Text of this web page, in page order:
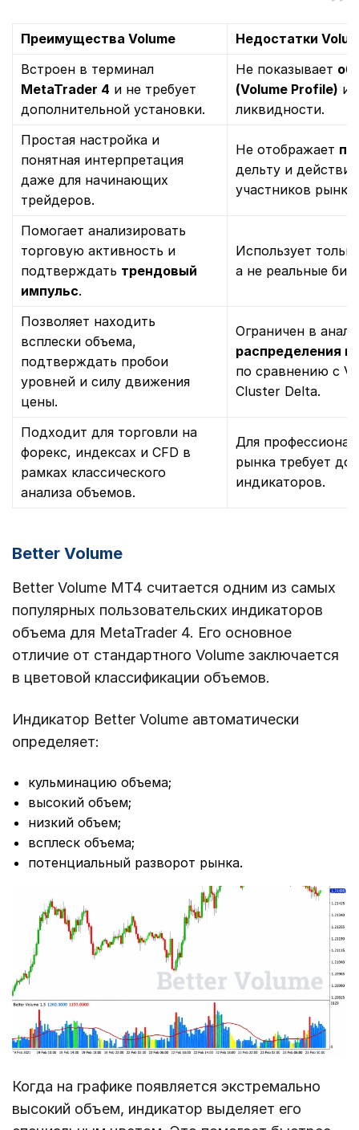
Преимущества Volume
Недостатки
Встроен в терминал
MetaTrader 4 и не требует
дополнительной установки.
Не показывает
(Volume Profile) и
ликвидности.
Простая настройка и
понятная интерпретация
даже для начинающих
трейдеров.
Не отображает
дельту и
участников рынка.
Помогает анализировать
торговую активность и
подтверждать трендовый
импульс.
Использует
а не реальные
Позволяет находить
всплески объема,
подтверждать пробои
уровней и силу движения
цены.
Ограничен в
распределения и
по сравнению с
Cluster Delta.
Подходит для торговли на
форекс, индексах и CFD в
рамках классического
анализа объемов.
Для
рынка требует
индикаторов.
Better Volume
Better Volume MT4 считается одним из самых
популярных пользовательских индикаторов
объема для MetaTrader 4. Его основное
отличие от стандартного Volume заключается
в цветовой классификации объемов.
Индикатор Better Volume автоматически
определяет:
кульминацию объема;
высокий объем;
низкий объем;
всплеск объема;
потенциальный разворот рынка.
Когда на графике появляется экстремально
высокий объем, индикатор выделяет его